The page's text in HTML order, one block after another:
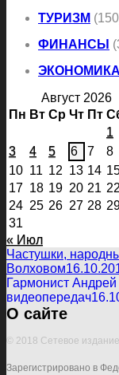
ТУРИЗМ
ФИНАНСЫ
ЭКОНОМИКА
Август 2026
Пн Вт Ср Чт Пт
1
3
4 5 6 7 8
10 11 12 13 14
17 18 19 20 21
24 25 26 27 28
31
« Июл
Частушки,
Волховом
Гармонист
видеопередач
О сайте
© 2018 Сетевое
Зарегистрировано в